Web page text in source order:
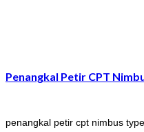
Penangkal Petir CPT
penangkal petir cpt nimbus